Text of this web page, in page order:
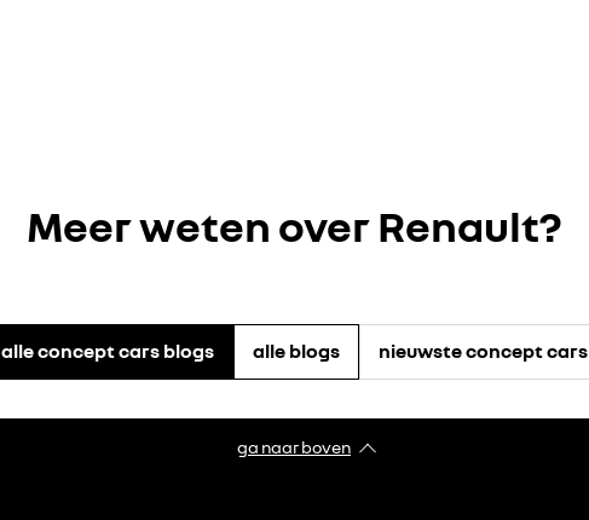
Meer weten over Renault?
alle concept cars blogs alle blogs nieuwste concept cars
ga naar boven